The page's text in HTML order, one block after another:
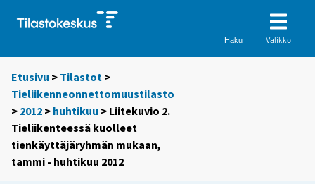
Haku Valikko
Etusivu > Tilastot >
Tieliikenneonnettomuustilasto
> 2012 > huhtikuu > Liitekuvio 2.
Tieliikenteessä kuolleet
tienkäyttäjäryhmän mukaan,
tammi - huhtikuu 2012